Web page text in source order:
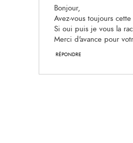
Bonjour,
Avez-vous toujours
Si oui puis je vous la
Merci d'avance pour
RÉPONDRE